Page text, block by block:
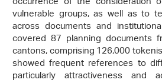
vulnerable groups, as well as to
across documents and
covered 87 planning documents
cantons, comprising 126,000
showed frequent references to
particularly attractiveness and